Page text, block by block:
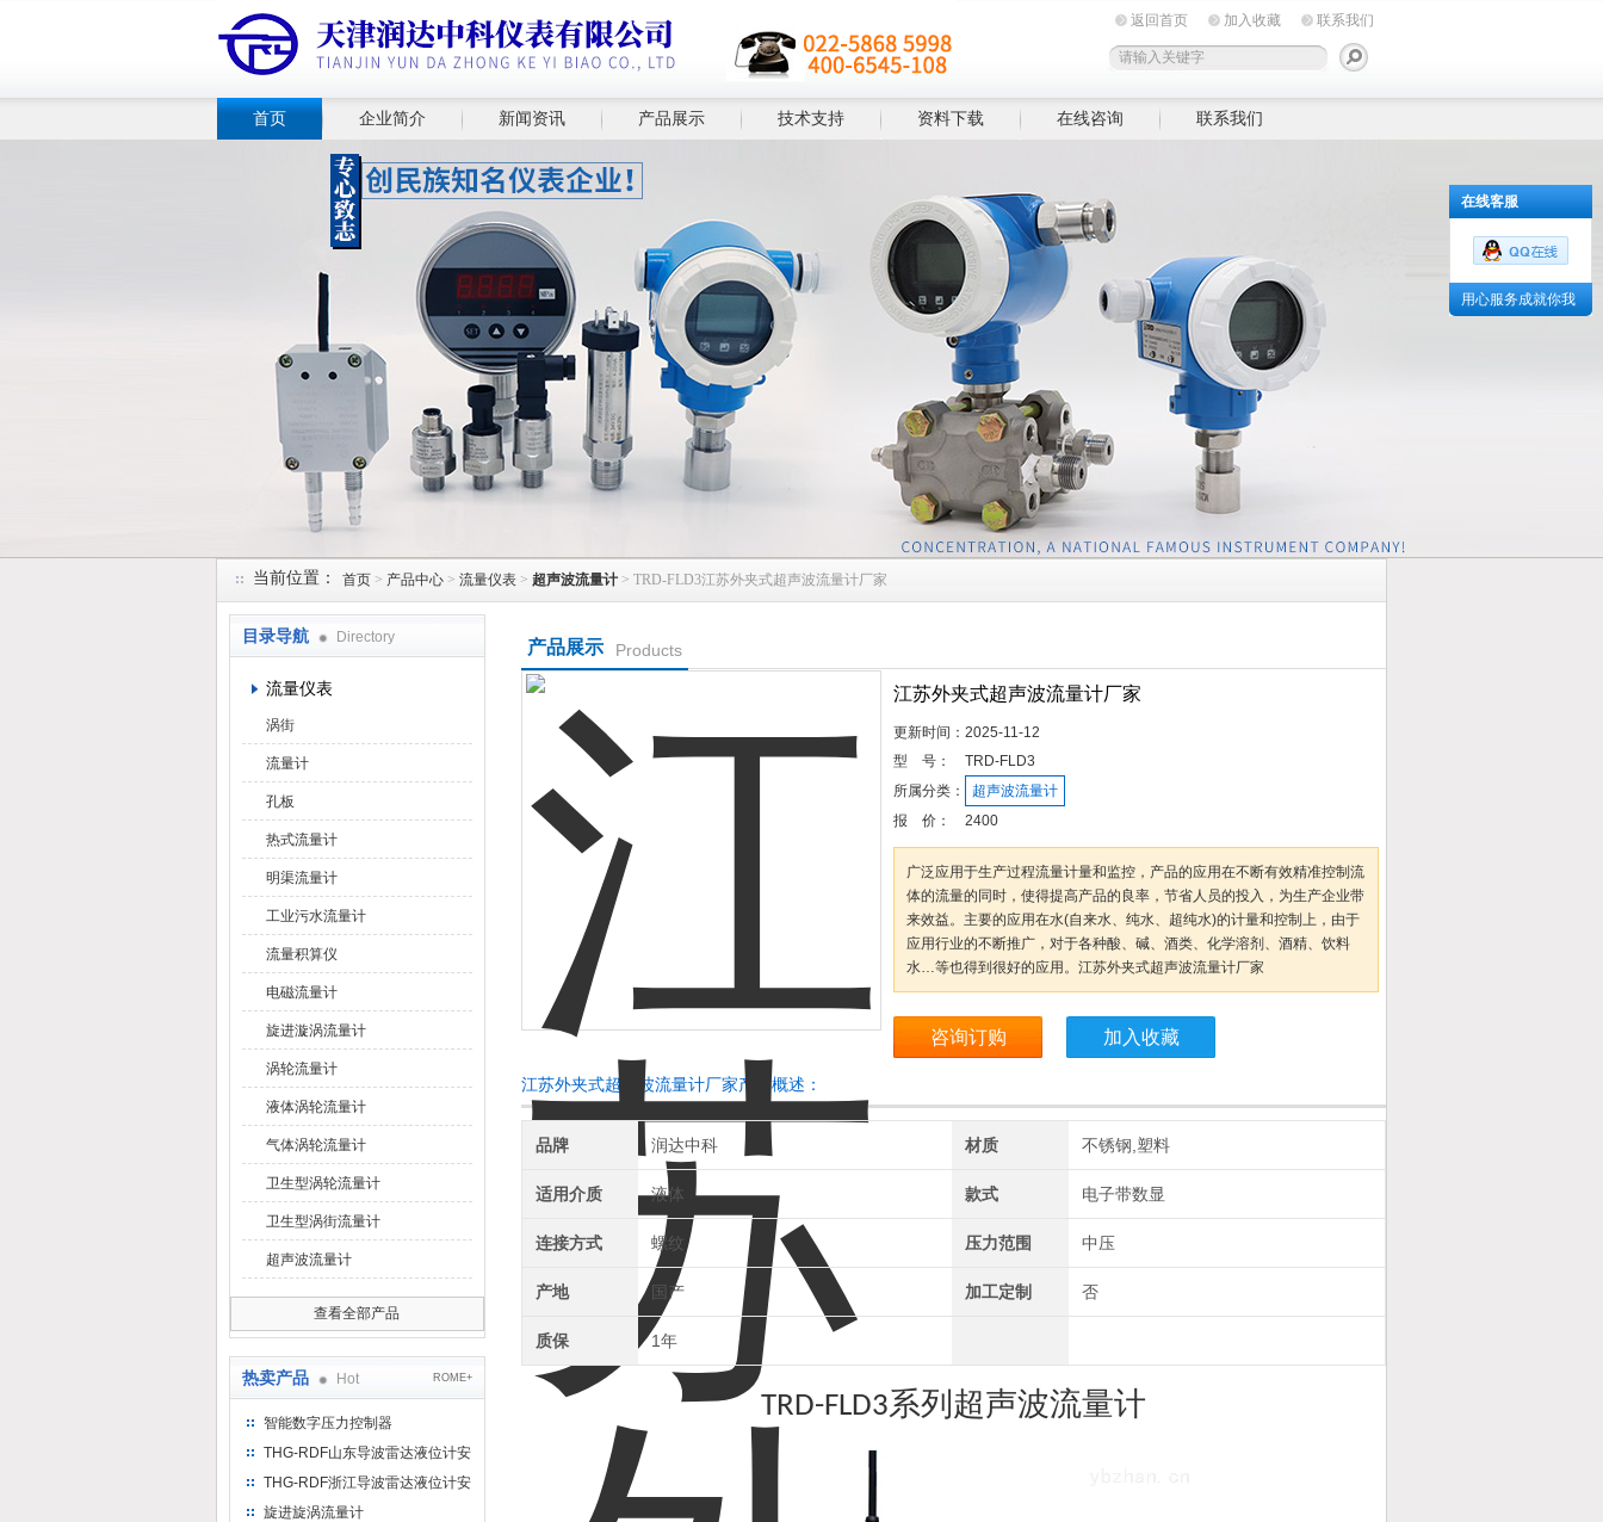
返回首页 加入收藏 联系我们
首页 企业简介 新闻资讯 产品展示 技术支持 资料下载 在线咨询 联系我们
当前位置： 首页 > 产品中心 > 流量仪表 > 超声波流量计 > TRD-FLD3江苏外夹式超声波流量计厂家
目录导航 Directory
流量仪表
涡街
流量计
孔板
热式流量计
明渠流量计
工业污水流量计
流量积算仪
电磁流量计
旋进漩涡流量计
涡轮流量计
液体涡轮流量计
气体涡轮流量计
卫生型涡轮流量计
卫生型涡街流量计
超声波流量计
查看全部产品
热卖产品 Hot ROME+
智能数字压力控制器
THG-RDF山东导波雷达液位计安
装方法
THG-RDF浙江导波雷达液位计安
装方法
旋进旋涡流量计
产品展示 Products
江苏外夹式超声波流量计厂家
更新时间： 2025-11-12
型 号：
TRD-FLD3
所属分类：
超声波流量计
报 价：
2400
广泛应用于生产过程流量计量和监控，产品的应用在不断有效精准控制流
体的流量的同时，使得提高产品的良率，节省人员的投入，为生产企业带
来效益。主要的应用在水(自来水、纯水、超纯水)的计量和控制上，由于
应用行业的不断推广，对于各种酸、碱、酒类、化学溶剂、酒精、饮料
水…等也得到很好的应用。江苏外夹式超声波流量计厂家
咨询订购 加入收藏
江苏外夹式超声波流量计厂家产品概述：
品牌 润达中科 材质 不锈钢,塑料
适用介质 液体 款式 电子带数显
连接方式 螺纹 压力范围 中压
产地 国产 加工定制 否
质保 1年
TRD-FLD3系列超声波流量计
在线客服
用心服务成就你我